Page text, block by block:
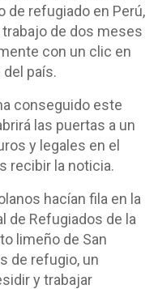
de refugiado en Perú,
de dos meses
con un clic en
país.
conseguido este
las puertas a un
y legales en el
recibir la noticia.
hacían fila en la
de Refugiados de la
limeño de San
de refugio, un
y trabajar